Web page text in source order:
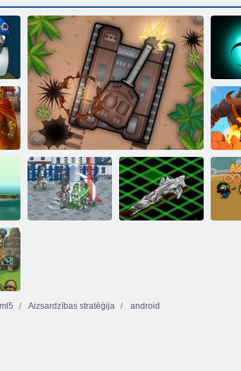
Aizsardzības stratēģija android